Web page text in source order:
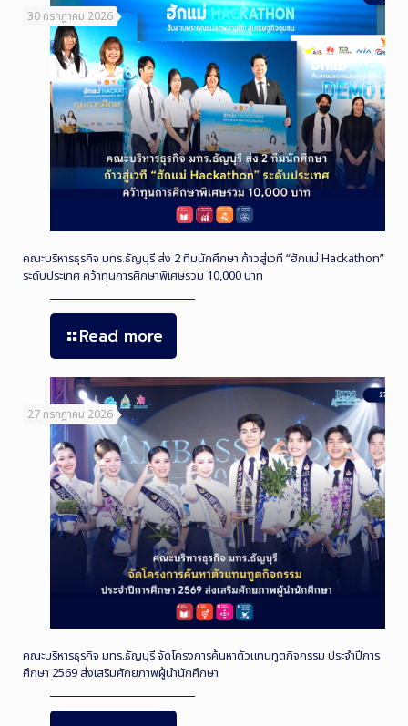
30 กรกฎาคม 2026
คณะบริหารธุรกิจ มทร.ธัญบุรี ส่ง 2 ทีมนักศึกษา ก้าวสู่เวที “ฮักแม่ Hackathon”
ระดับประเทศ คว้าทุนการศึกษาพิเศษรวม 10,000 บาท
Read more
27 กรกฎาคม 2026
คณะบริหารธุรกิจ มทร.ธัญบุรี จัดโครงการค้นหาตัวแทนทูตกิจกรรม ประจำปีการ
ศึกษา 2569 ส่งเสริมศักยภาพผู้นำนักศึกษา